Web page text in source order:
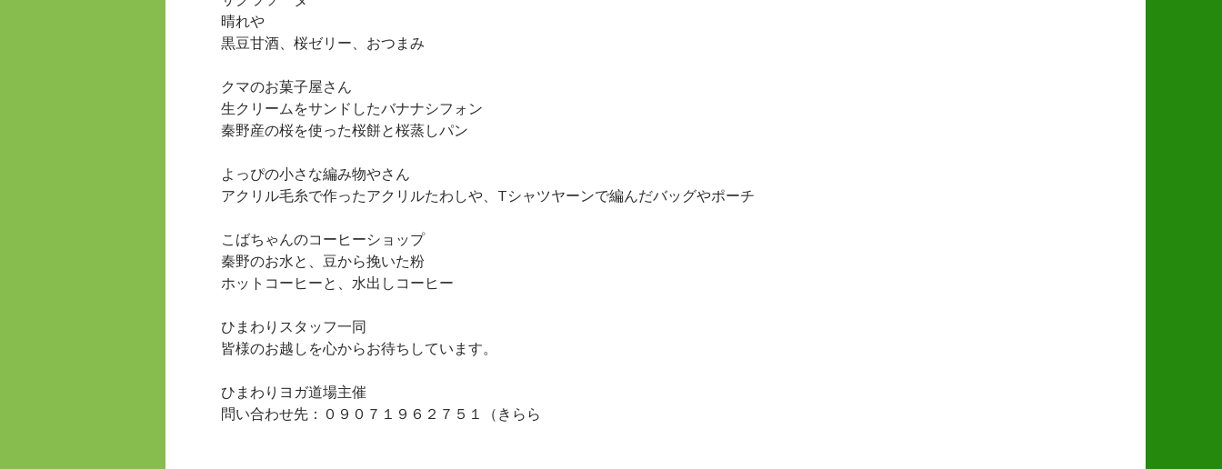
晴れや
黒豆甘酒、桜ゼリー、おつまみ
クマのお菓子屋さん
生クリームをサンドしたバナナシフォン
秦野産の桜を使った桜餅と桜蒸しパン
よっぴの小さな編み物やさん
アクリル毛糸で作ったアクリルたわしや、Tシャツヤーンで編んだバッグやポーチ
こばちゃんのコーヒーショップ
秦野のお水と、豆から挽いた粉
ホットコーヒーと、水出しコーヒー
ひまわりスタッフ一同
皆様のお越しを心からお待ちしています。
ひまわりヨガ道場主催
問い合わせ先：０９０７１９６２７５１（きらら